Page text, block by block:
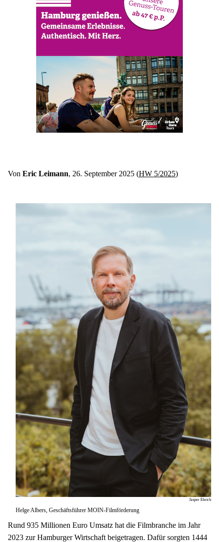
Von Eric Leimann, 26. September 2025 (HW 5/2025)
Jasper Ehrich
Helge Albers, Geschäftsführer MOIN-Filmförderung
Rund 935 Millionen Euro Umsatz hat die Filmbranche im Jahr
2023 zur Hamburger Wirtschaft beigetragen. Dafür sorgten 1444